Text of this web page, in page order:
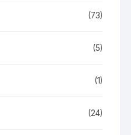
(73)
(5)
(1)
(24)